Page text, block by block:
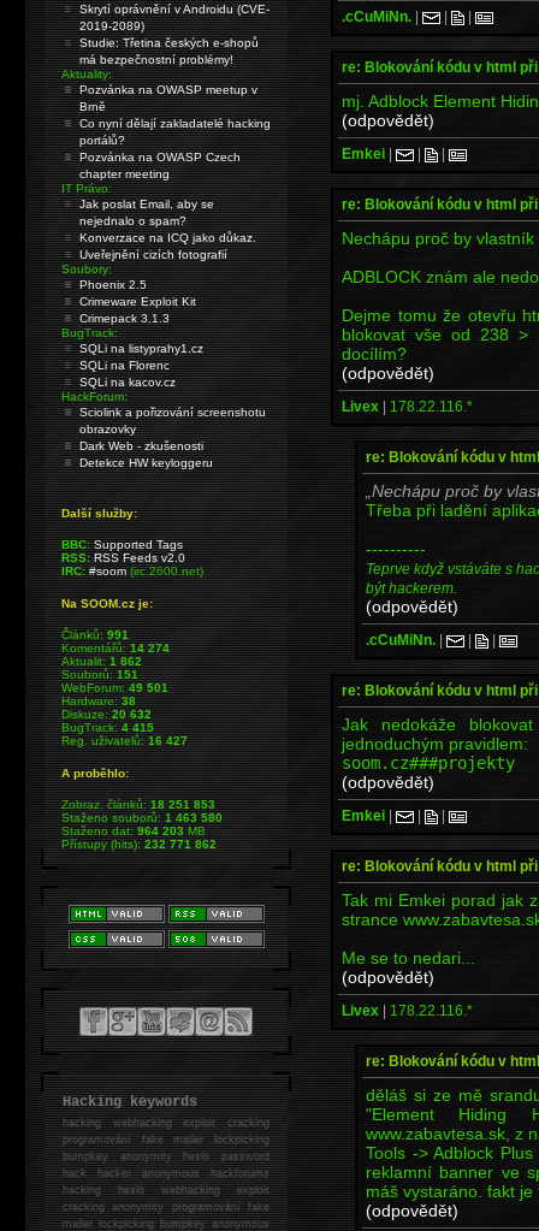
.cCuMiNn. | | |
re: Blokování kódu v html
mj. Adblock Element
(odpovědět)
Emkei | | |
re: Blokování kódu v html
Nechápu proč by
ADBLOCK znám ale
Dejme tomu že otevřu
blokovat vše od 238
docílím?
(odpovědět)
Livex | 178.22.116.*
re: Blokování kódu v
Nechápu proč by
Třeba při ladění
----------
Teprve když vstáváte s
být hackerem.
(odpovědět)
.cCuMiNn. | | |
re: Blokování kódu v html
Jak nedokáže
jednoduchým pravidlem:
soom.cz###projekty
(odpovědět)
Emkei | | |
re: Blokování kódu v html
Tak mi Emkei porad jak
strance
Me se to nedari...
(odpovědět)
Livex | 178.22.116.*
re: Blokování kódu v
děláš si ze mě
"Element
www.zabavtesa.sk, z
Tools -> Adblock
reklamní banner ve
máš vystaráno. fakt je
(odpovědět)
Skrytí oprávnění v Androidu (CVE-
2019-2089)
Studie: Třetina českých e-shopů
má bezpečnostní problémy!
Aktuality:
Pozvánka na OWASP meetup v
Brně
Co nyní dělají zakladatelé hacking
portálů?
Pozvánka na OWASP Czech
chapter meeting
IT Právo:
Jak poslat Email, aby se
nejednalo o spam?
Konverzace na ICQ jako důkaz.
Uveřejnění cizích fotografií
Soubory:
Phoenix 2.5
Crimeware Exploit Kit
Crimepack 3.1.3
BugTrack:
SQLi na listyprahy1.cz
SQLi na Florenc
SQLi na kacov.cz
HackForum:
Sciolink a pořizování screenshotu
obrazovky
Dark Web - zkušenosti
Detekce HW keyloggeru
Další služby:
BBC: Supported Tags
RSS: RSS Feeds v2.0
IRC: #soom(irc.2600.net)
Na SOOM.cz je:
Článků:991
Komentářů:14 274
Aktualit:1 862
Souborů:151
WebForum:49 501
Hardware:38
Diskuze:20 632
BugTrack:4 415
Reg. uživatelů:16 427
A proběhlo:
Zobraz. článků:18 251 853
Staženo souborů:1 463 580
Staženo dat:964 203MB
Přístupy (hits):232 771 862
Hacking keywords
hackingwebhacking exploit cracking
programování fake mailer lockpicking
bumpkey anonymity heslo password
hackhacker anonymous hackforums
hackingheslo webhacking exploit
cracking anonymity programování fake
mailer lockpicking bumpkey anonymous